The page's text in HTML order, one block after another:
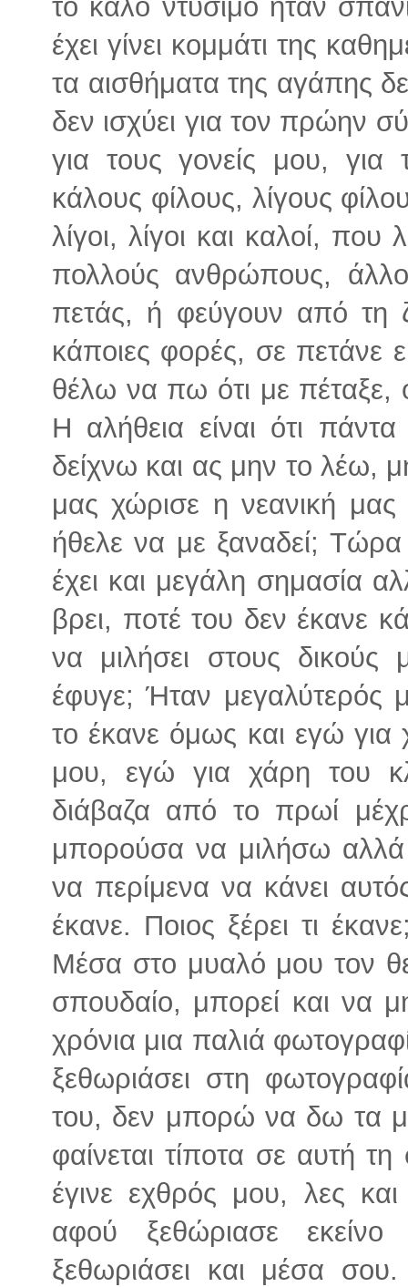
το καλό ντύσιμο ήταν
έχει γίνει κομμάτι της
τα αισθήματα της αγάπης
δεν ισχύει για τον πρώην
για τους γονείς μου, για
κάλους φίλους, λίγους
λίγοι, λίγοι και καλοί, που
πολλούς ανθρώπους,
πετάς, ή φεύγουν από τη
κάποιες φορές, σε πετάνε
θέλω να πω ότι με πέταξε,
Η αλήθεια είναι ότι
δείχνω και ας μην το
μας χώρισε η νεανική
ήθελε να με ξαναδεί; Τώρα
έχει και μεγάλη σημασία
βρει, ποτέ του δεν έκανε
να μιλήσει στους
έφυγε; Ήταν μεγαλύτερός
το έκανε όμως και εγώ για
μου, εγώ για χάρη του
διάβαζα από το πρωί
μπορούσα να μιλήσω
να περίμενα να κάνει
έκανε. Ποιος ξέρει τι
Μέσα στο μυαλό μου τον
σπουδαίο, μπορεί και να
χρόνια μια παλιά
ξεθωριάσει στη
του, δεν μπορώ να δω τα
φαίνεται τίποτα σε αυτή
έγινε εχθρός μου, λες
αφού ξεθώριασε
ξεθωριάσει και μέσα